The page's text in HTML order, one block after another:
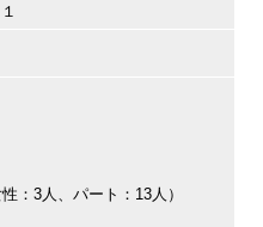
：3人、パート：13人）